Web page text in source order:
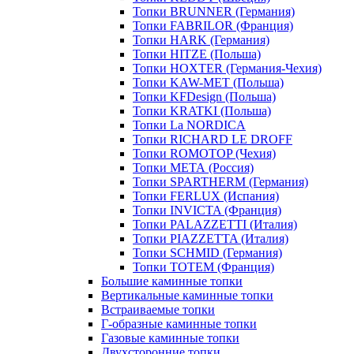
Топки BRUNNER (Германия)
Топки FABRILOR (Франция)
Топки HARK (Германия)
Топки HITZE (Польша)
Топки HOXTER (Германия-Чехия)
Топки KAW-MET (Польша)
Топки KFDesign (Польша)
Топки KRATKI (Польша)
Топки La NORDICA
Топки RICHARD LE DROFF
Топки ROMOTOP (Чехия)
Топки МЕТА (Россия)
Топки SPARTHERM (Германия)
Топки FERLUX (Испания)
Топки INVICTA (Франция)
Топки PALAZZETTI (Италия)
Топки PIAZZETTA (Италия)
Топки SCHMID (Германия)
Топки TOTEM (Франция)
Большие каминные топки
Вертикальные каминные топки
Встраиваемые топки
Г-образные каминные топки
Газовые каминные топки